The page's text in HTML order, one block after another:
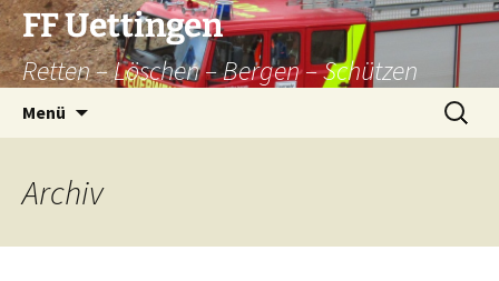
Zum
Inhalt
springen
FF Uettingen
Retten – Löschen – Bergen – Schützen
Menü
Suchen
nach:
Archiv